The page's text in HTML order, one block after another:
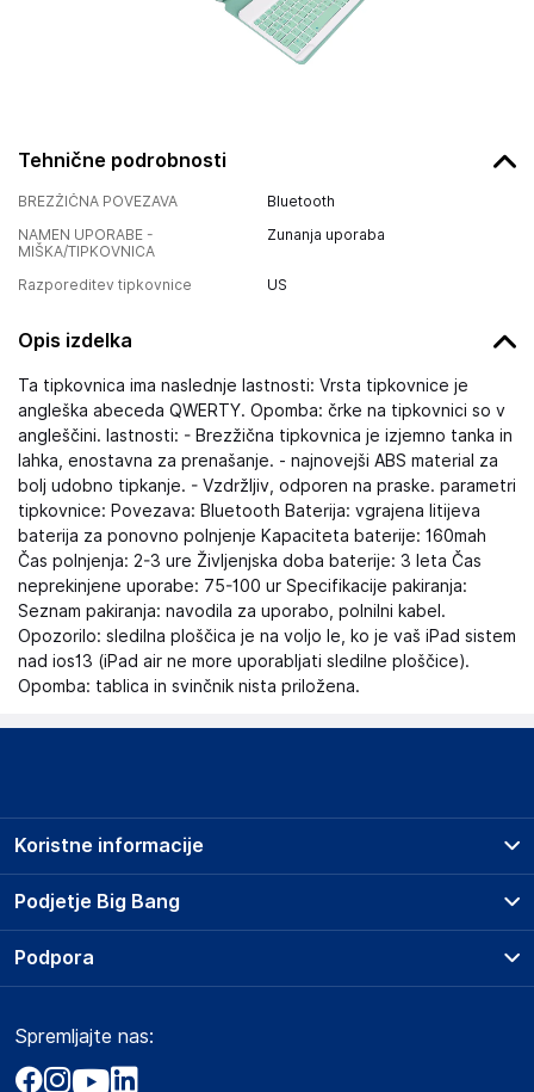
Tehnične podrobnosti
BREZŽIČNA POVEZAVA
Bluetooth
NAMEN UPORABE -
MIŠKA/TIPKOVNICA
Zunanja uporaba
Razporeditev tipkovnice US
Opis izdelka
Ta tipkovnica ima naslednje lastnosti: Vrsta tipkovnice je
angleška abeceda QWERTY. Opomba: črke na tipkovnici so v
angleščini. lastnosti: - Brezžična tipkovnica je izjemno tanka in
lahka, enostavna za prenašanje. - najnovejši ABS material za
bolj udobno tipkanje. - Vzdržljiv, odporen na praske. parametri
tipkovnice: Povezava: Bluetooth Baterija: vgrajena litijeva
baterija za ponovno polnjenje Kapaciteta baterije: 160mah
Čas polnjenja: 2-3 ure Življenjska doba baterije: 3 leta Čas
neprekinjene uporabe: 75-100 ur Specifikacije pakiranja:
Seznam pakiranja: navodila za uporabo, polnilni kabel.
Opozorilo: sledilna ploščica je na voljo le, ko je vaš iPad sistem
nad ios13 (iPad air ne more uporabljati sledilne ploščice).
Opomba: tablica in svinčnik nista priložena.
Podjetje Big Bang
O podjetju
Obvestila za javnost
Akt o digitalnih storitvah
Koristne informacije
Prodajna mesta
Storitve
Dostava, vnos in odvoz
Podpora
Marketplace
Kako oddati naročilo?
Spremljajte nas: